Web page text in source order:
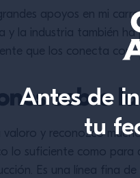
Antes de
tu
apoyos en mi
y la industria también
que los conecta con
sobre
y reconozco
lo suficiente como para
Es una línea fina